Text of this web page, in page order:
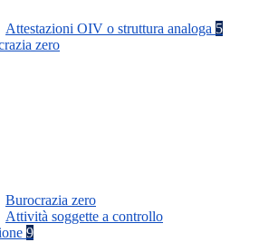
Attestazioni OIV o struttura analoga 5
zero
Burocrazia zero
Attività soggette a controllo
9